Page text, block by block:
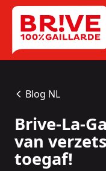
Cookies beheer paneel
Blog NL
Brive-La-
van
toegaf!